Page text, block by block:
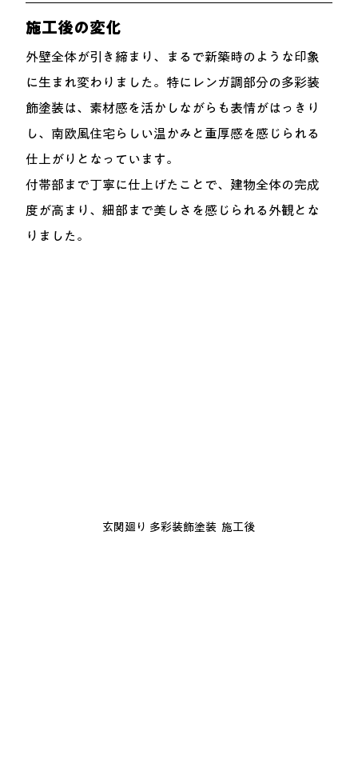
施工後の変化
外壁全体が引き締まり、まるで新築時のような印象
に生まれ変わりました。特にレンガ調部分の多彩装
飾塗装は、素材感を活かしながらも表情がはっきり
し、南欧風住宅らしい温かみと重厚感を感じられる
仕上がりとなっています。
付帯部まで丁寧に仕上げたことで、建物全体の完成
度が高まり、細部まで美しさを感じられる外観とな
りました。
玄関廻り 多彩装飾塗装  施工後